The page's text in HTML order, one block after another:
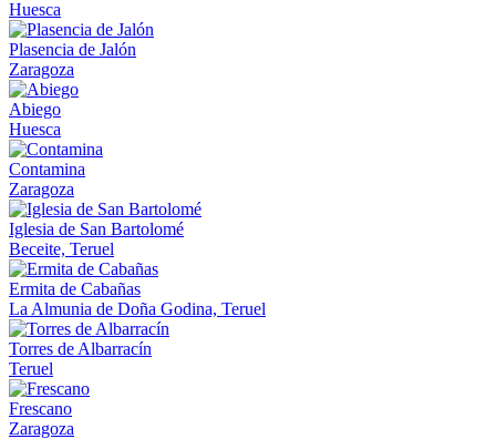
Huesca
Plasencia de Jalón
Zaragoza
Abiego
Huesca
Contamina
Zaragoza
Iglesia de San Bartolomé
Beceite, Teruel
Ermita de Cabañas
La Almunia de Doña Godina, Teruel
Torres de Albarracín
Teruel
Frescano
Zaragoza